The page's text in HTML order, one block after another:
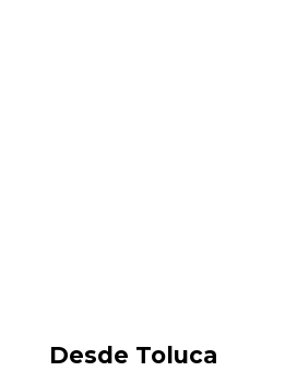
Desde Toluca